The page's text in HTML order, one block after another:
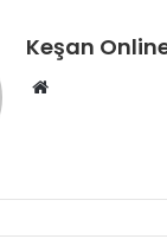
Keşan
Web